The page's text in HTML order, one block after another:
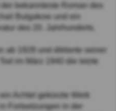
bekannteste Roman des
Bulgakow und ein
des 20. Jahrhunderts.
ab 1928 und diktierte seiner
im März 1940 die letzte
Achtel gekürzte Werk
Fortsetzungen in der